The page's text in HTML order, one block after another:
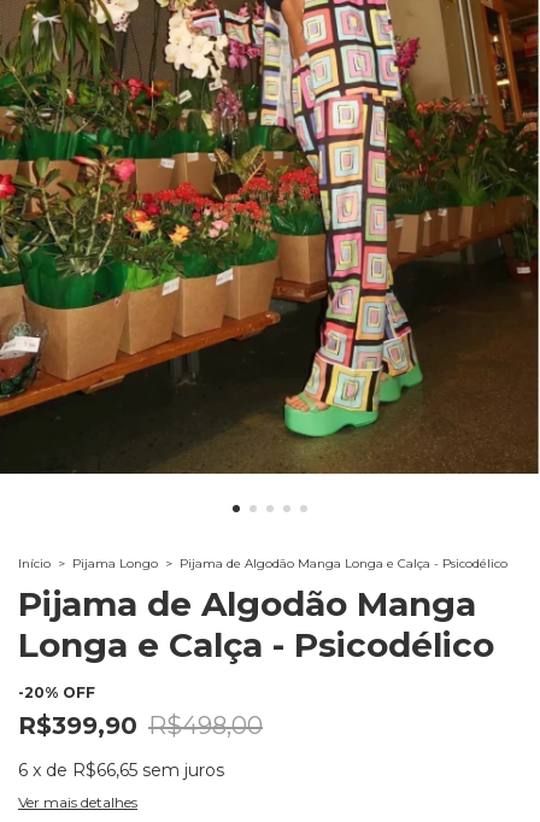
Início > Pijama Longo > Pijama de Algodão Manga Longa e Calça - Psicodélico
Pijama de Algodão Manga
Longa e Calça - Psicodélico
-20% OFF
R$399,90 R$498,00
6 x de R$66,65 sem juros
Ver mais detalhes